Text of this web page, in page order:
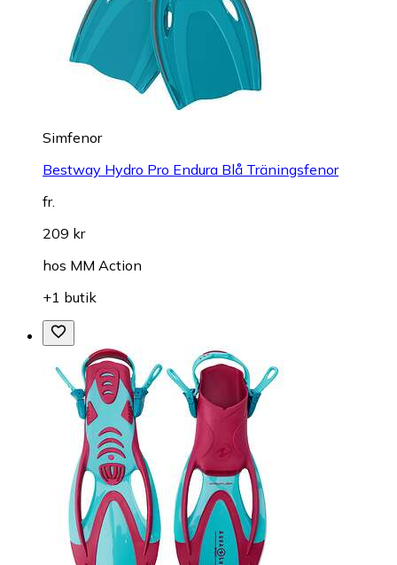
Simfenor
Bestway Hydro Pro Endura Blå Träningsfenor
fr.
209 kr
hos MM Action
+1 butik